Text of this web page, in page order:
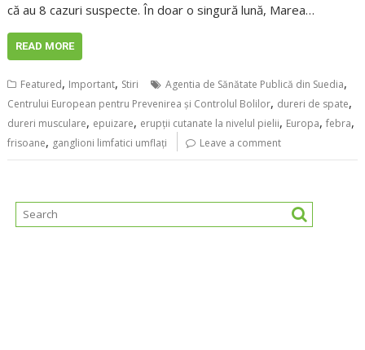
că au 8 cazuri suspecte. În doar o singură lună, Marea…
READ MORE
Featured, Important, Stiri Agentia de Sănătate Publică din Suedia,
Centrului European pentru Prevenirea şi Controlul Bolilor, dureri de spate,
dureri musculare, epuizare, erupții cutanate la nivelul pielii, Europa,febra,
frisoane, ganglioni limfatici umflați Leave a comment